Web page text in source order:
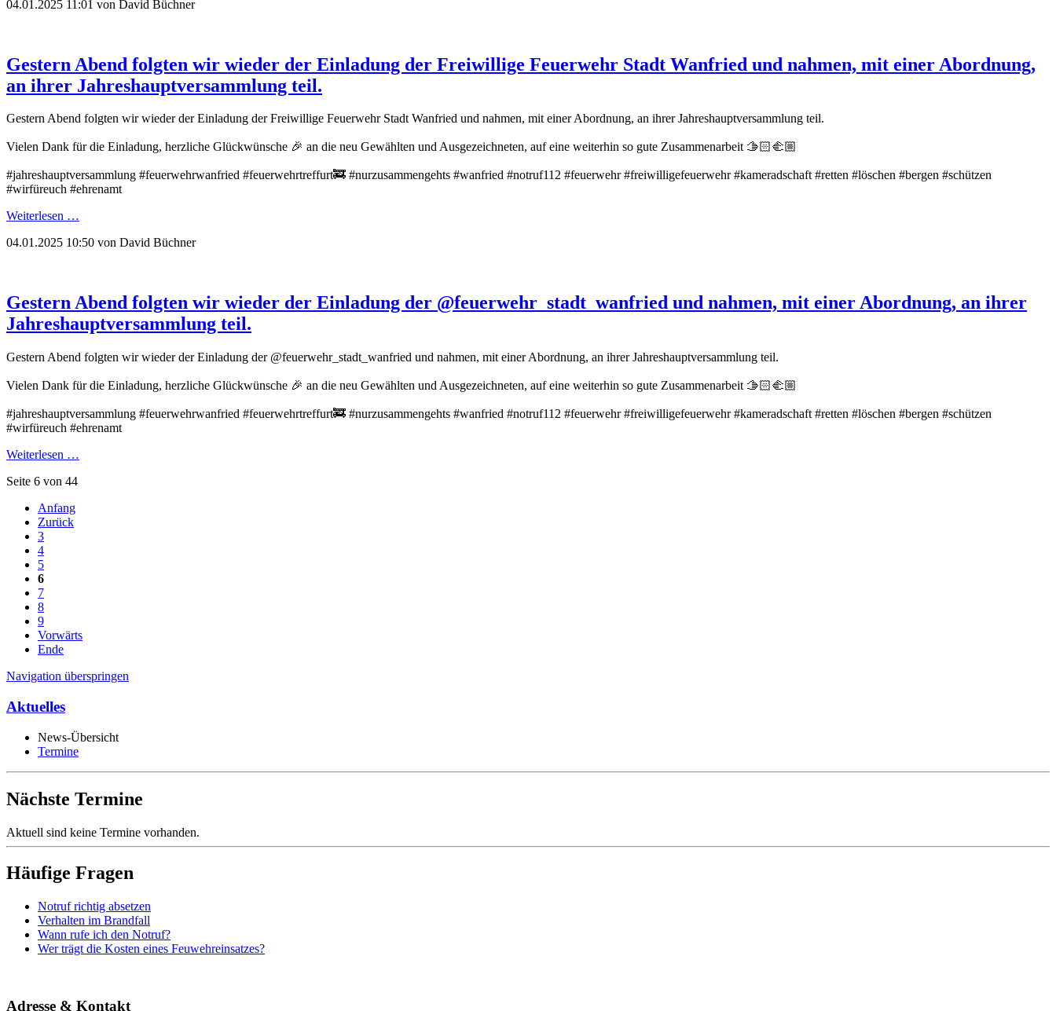
04.01.2025 11:01 von David Büchner
Gestern Abend folgten wir wieder der Einladung der Freiwillige Feuerwehr Stadt Wanfried und nahmen, mit einer Abordnung,
an ihrer Jahreshauptversammlung teil.
Gestern Abend folgten wir wieder der Einladung der Freiwillige Feuerwehr Stadt Wanfried und nahmen, mit einer Abordnung, an ihrer Jahreshauptversammlung teil.
Vielen Dank für die Einladung, herzliche Glückwünsche 🎉 an die neu Gewählten und Ausgezeichneten, auf eine weiterhin so gute Zusammenarbeit 🫱🏻‍🫲🏼
#jahreshauptversammlung #feuerwehrwanfried #feuerwehrtreffurt🚒 #nurzusammengehts #wanfried #notruf112 #feuerwehr #freiwilligefeuerwehr #kameradschaft #retten #löschen #bergen #schützen
#wirfüreuch #ehrenamt
Weiterlesen …
04.01.2025 10:50 von David Büchner
Gestern Abend folgten wir wieder der Einladung der @feuerwehr_stadt_wanfried und nahmen, mit einer Abordnung, an ihrer
Jahreshauptversammlung teil.
Gestern Abend folgten wir wieder der Einladung der @feuerwehr_stadt_wanfried und nahmen, mit einer Abordnung, an ihrer Jahreshauptversammlung teil.
Vielen Dank für die Einladung, herzliche Glückwünsche 🎉 an die neu Gewählten und Ausgezeichneten, auf eine weiterhin so gute Zusammenarbeit 🫱🏻‍🫲🏼
#jahreshauptversammlung #feuerwehrwanfried #feuerwehrtreffurt🚒 #nurzusammengehts #wanfried #notruf112 #feuerwehr #freiwilligefeuerwehr #kameradschaft #retten #löschen #bergen #schützen
#wirfüreuch #ehrenamt
Weiterlesen …
Seite 6 von 44
Anfang
Zurück
3
4
5
6
7
8
9
Vorwärts
Ende
Navigation überspringen
Aktuelles
News-Übersicht
Termine
Nächste Termine
Aktuell sind keine Termine vorhanden.
Häufige Fragen
Notruf richtig absetzen
Verhalten im Brandfall
Wann rufe ich den Notruf?
Wer trägt die Kosten eines Feuwehreinsatzes?
Adresse & Kontakt